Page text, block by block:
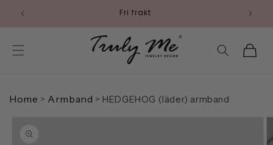
till
innehåll
Fri frakt
Varukorg
Home > Armband > HEDGEHOG (läder) armband